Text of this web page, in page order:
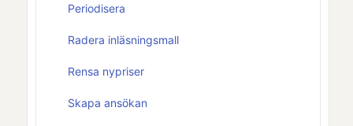
Periodisera
Radera inläsningsmall
Rensa nypriser
Skapa ansökan